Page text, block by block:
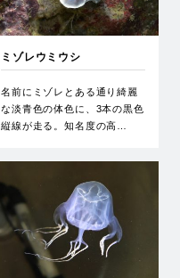
ミゾレウミウシ
名前にミゾレとある通り綺麗
な淡青色の体色に、3本の黒色
縦線が走る。知名度の高…